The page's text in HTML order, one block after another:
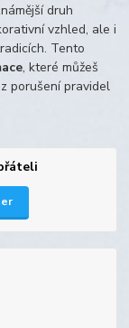
druh
vzhled, ale i
Tento
, které můžeš
porušení pravidel